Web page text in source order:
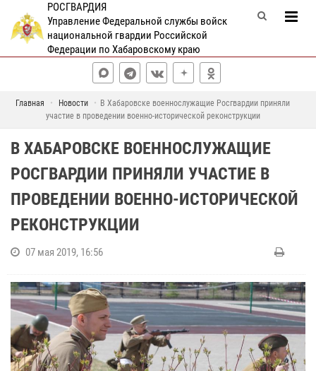
РОСГВАРДИЯ
Управление Федеральной службы войск
национальной гвардии Российской
Федерации по Хабаровскому краю
Главная Новости
В Хабаровске военнослужащие Росгвардии приняли
участие в проведении военно-исторической реконструкции
В ХАБАРОВСКЕ ВОЕННОСЛУЖАЩИЕ
РОСГВАРДИИ ПРИНЯЛИ УЧАСТИЕ В
ПРОВЕДЕНИИ ВОЕННО-ИСТОРИЧЕСКОЙ
РЕКОНСТРУКЦИИ
07 мая 2019, 16:56